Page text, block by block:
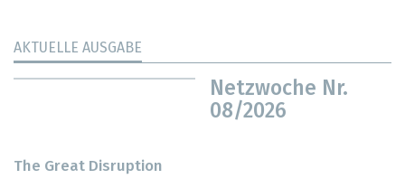
AKTUELLE AUSGABE
Netzwoche Nr.
08/2026
The Great Disruption